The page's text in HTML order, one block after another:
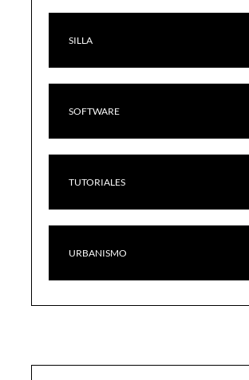
SILLA
SOFTWARE
TUTORIALES
URBANISMO